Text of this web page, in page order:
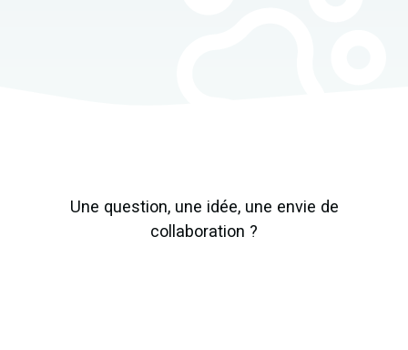
Une question, une idée, une envie de
collaboration ?